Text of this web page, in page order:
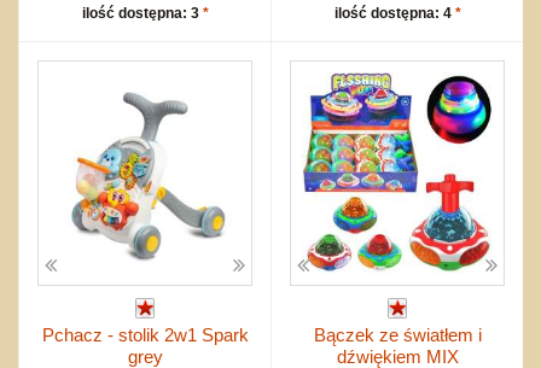
ilość dostępna: 3 *
ilość dostępna: 4 *
Pchacz - stolik 2w1 Spark
grey
Bączek ze światłem i
dźwiękiem MIX